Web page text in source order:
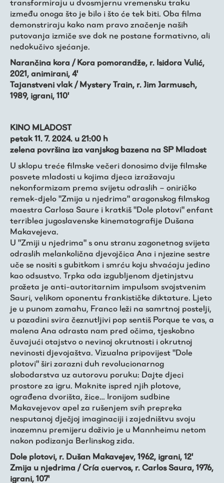
transformiraju u dvosmjernu vremensku traku
između onoga što je bilo i što će tek biti. Oba filma
demonstriraju kako nam pravo značenje naših
putovanja izmiče sve dok ne postane formativno, ali
nedokučivo sjećanje.
Narančina kora / Kora pomorandže, r. Isidora Vulić,
2021, animirani, 4'
Tajanstveni vlak / Mystery Train, r. Jim Jarmusch,
1989, igrani, 110'
KINO MLADOST
petak 11. 7. 2024. u 21:00 h
zelena površina iza vanjskog bazena na SP Mladost
U sklopu treće filmske večeri donosimo dvije filmske
posvete mladosti u kojima djeca izražavaju
nekonformizam prema svijetu odraslih – oniričko
remek-djelo "Zmija u njedrima" aragonskog filmskog
maestra Carlosa Saure i kratkiš "Dole plotovi" enfant
terriblea jugoslavenske kinematografije Dušana
Makavejeva.
U "Zmiji u njedrima" s onu stranu zagonetnog svijeta
odraslih melankolična djevojčica Ana i njezine sestre
uče se nositi s gubitkom i smrću koju shvaćaju jedino
kao odsustvo. Trpka oda izgubljenom djetinjstvu
prožeta je anti-autoritarnim impulsom svojstvenim
Sauri, velikom oponentu frankističke diktature. Ljeto
je u punom zamahu, Franco leži na samrtnoj postelji,
u pozadini svira čeznutljivi pop sentiš Porque te vas, a
malena Ana odrasta nam pred očima, tjeskobno
čuvajući otajstvo o nevinoj okrutnosti i okrutnoj
nevinosti djevojaštva. Vizualna pripovijest "Dole
plotovi" širi zarazni duh revolucionarnog
slobodarstva uz autorovu poruku: Dajte djeci
prostore za igru. Maknite ispred njih plotove,
ograđena dvorišta, žice… Ironijom sudbine
Makavejevov apel za rušenjem svih prepreka
nesputanoj dječjoj imaginaciji i zajedništvu svoju
inozemnu premijeru doživio je u Mannheimu netom
nakon podizanja Berlinskog zida.
Dole plotovi, r. Dušan Makavejev, 1962, igrani, 12'
Zmija u njedrima / Cría cuervos, r. Carlos Saura, 1976,
igrani, 107'